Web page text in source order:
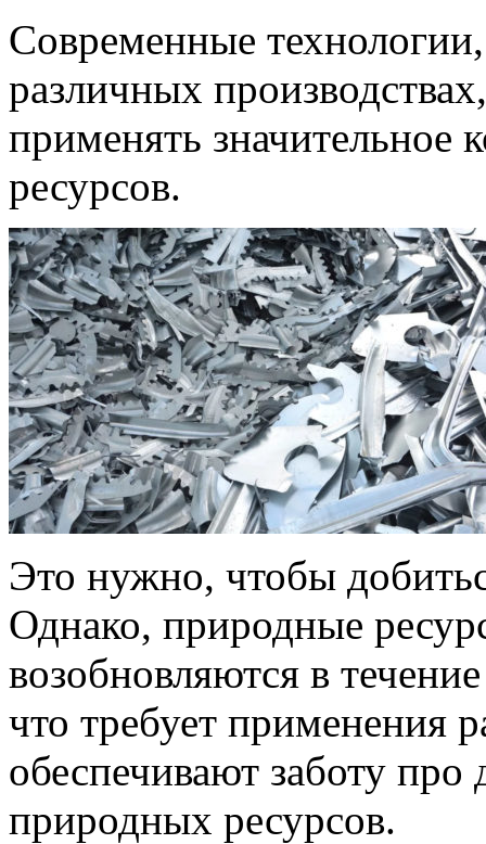
Современные
различных
применять значительное
ресурсов.
Это нужно, чтобы
Однако, природные
возобновляются в
что требует применения
обеспечивают заботу
природных ресурсов.